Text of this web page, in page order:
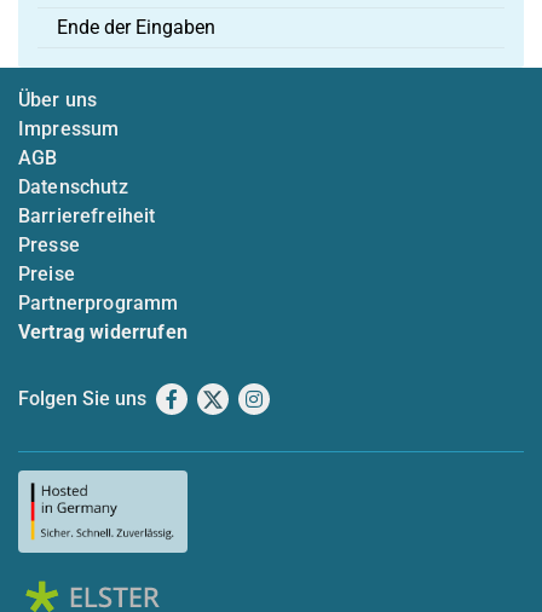
Ende der Eingaben
Über uns
Impressum
AGB
Datenschutz
Barrierefreiheit
Presse
Preise
Partnerprogramm
Vertrag widerrufen
Folgen Sie uns Facebook
X Instagram